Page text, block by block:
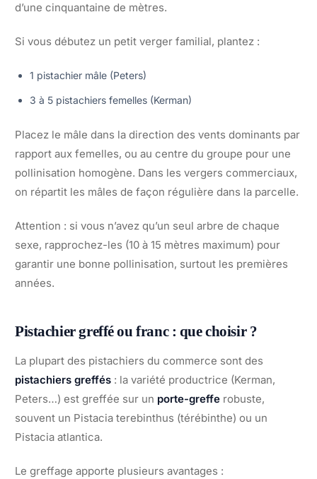
d’une cinquantaine de mètres.
Si vous débutez un petit verger familial, plantez :
1 pistachier mâle (Peters)
3 à 5 pistachiers femelles (Kerman)
Placez le mâle dans la direction des vents dominants par
rapport aux femelles, ou au centre du groupe pour une
pollinisation homogène. Dans les vergers commerciaux,
on répartit les mâles de façon régulière dans la parcelle.
Attention : si vous n’avez qu’un seul arbre de chaque
sexe, rapprochez-les (10 à 15 mètres maximum) pour
garantir une bonne pollinisation, surtout les premières
années.
Pistachier greffé ou franc : que choisir ?
La plupart des pistachiers du commerce sont des
pistachiers greffés : la variété productrice (Kerman,
Peters…) est greffée sur un porte-greffe robuste,
souvent un Pistacia terebinthus (térébinthe) ou un
Pistacia atlantica.
Le greffage apporte plusieurs avantages :